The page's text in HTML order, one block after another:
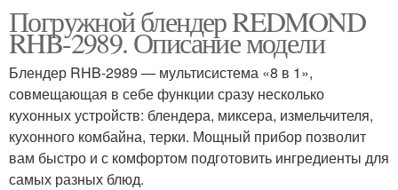
Погружной блендер REDMOND
RHB-2989. Описание модели
Блендер RHB-2989 — мультисистема «8 в 1»,
совмещающая в себе функции сразу несколько
кухонных устройств: блендера, миксера, измельчителя,
кухонного комбайна, терки. Мощный прибор позволит
вам быстро и с комфортом подготовить ингредиенты для
самых разных блюд.